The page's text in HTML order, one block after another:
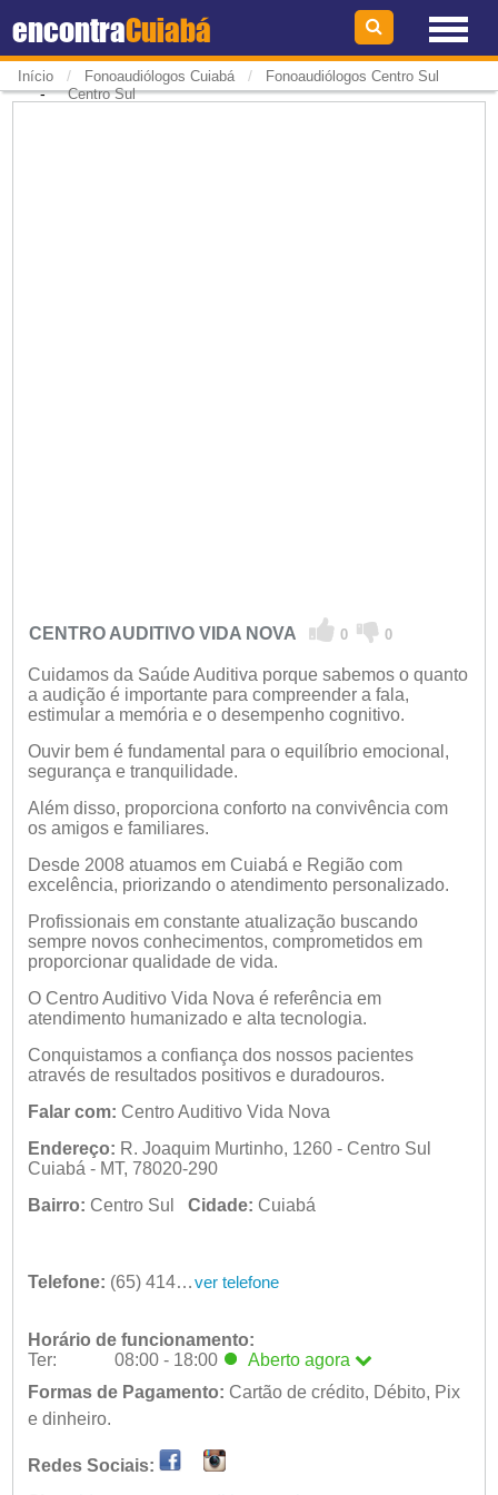
encontraCuiabá
Início / Fonoaudiólogos Cuiabá / Fonoaudiólogos Centro Sul
-Centro Sul
CENTRO AUDITIVO VIDA NOVA 0 0
Cuidamos da Saúde Auditiva porque sabemos o quanto
a audição é importante para compreender a fala,
estimular a memória e o desempenho cognitivo.
Ouvir bem é fundamental para o equilíbrio emocional,
segurança e tranquilidade.
Além disso, proporciona conforto na convivência com
os amigos e familiares.
Desde 2008 atuamos em Cuiabá e Região com
excelência, priorizando o atendimento personalizado.
Profissionais em constante atualização buscando
sempre novos conhecimentos, comprometidos em
proporcionar qualidade de vida.
O Centro Auditivo Vida Nova é referência em
atendimento humanizado e alta tecnologia.
Conquistamos a confiança dos nossos pacientes
através de resultados positivos e duradouros.
Falar com: Centro Auditivo Vida Nova
Endereço: R. Joaquim Murtinho, 1260 - Centro Sul
Cuiabá - MT, 78020-290
Bairro: Centro Sul Cidade: Cuiabá
Telefone: (65) 4141-1767 | (65) 98459-5756 ver telefone
Horário de funcionamento:
Ter:
08:00 - 18:00 Aberto agora
Seg:
08:00 - 18:00
Ter:
08:00 - 18:00
08:00 - 18:00
Qui:
08:00 - 18:00
Formas de Pagamento: Cartão de crédito, Débito, Pix
e dinheiro.
Redes Sociais: